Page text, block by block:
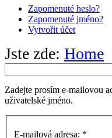
Zapomenuté heslo?
Zapomenuté jméno?
Vytvořit účet
Jste zde: Home
Zadejte prosím e-mailovou
uživatelské jméno.
E-mailová adresa: *